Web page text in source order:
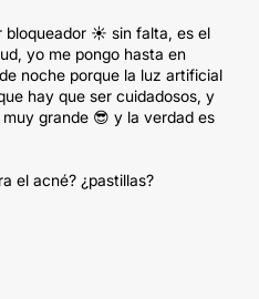
bloqueador ☀️ sin falta, es el
yo me pongo hasta en
noche porque la luz artificial
hay que ser cuidadosos, y
grande 😎 y la verdad es
el acné? ¿pastillas?